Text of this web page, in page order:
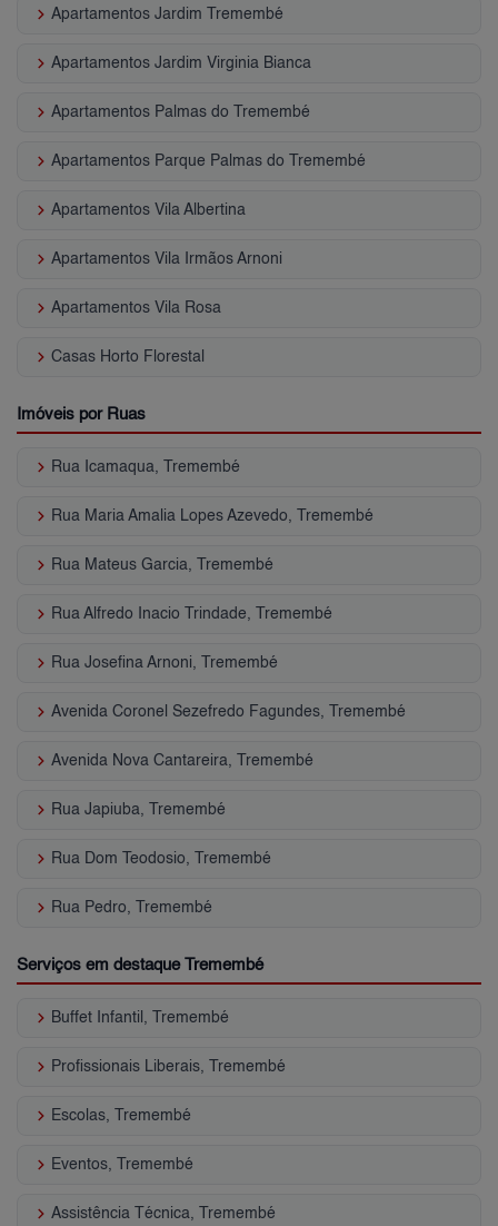
keyboard_arrow_right Apartamentos Jardim Tremembé
keyboard_arrow_right Apartamentos Jardim Virginia Bianca
keyboard_arrow_right Apartamentos Palmas do Tremembé
keyboard_arrow_right Apartamentos Parque Palmas do Tremembé
keyboard_arrow_right Apartamentos Vila Albertina
keyboard_arrow_right Apartamentos Vila Irmãos Arnoni
keyboard_arrow_right Apartamentos Vila Rosa
keyboard_arrow_right Casas Horto Florestal
Imóveis por Ruas
keyboard_arrow_right Rua Icamaqua, Tremembé
keyboard_arrow_right Rua Maria Amalia Lopes Azevedo, Tremembé
keyboard_arrow_right Rua Mateus Garcia, Tremembé
keyboard_arrow_right Rua Alfredo Inacio Trindade, Tremembé
keyboard_arrow_right Rua Josefina Arnoni, Tremembé
keyboard_arrow_right Avenida Coronel Sezefredo Fagundes, Tremembé
keyboard_arrow_right Avenida Nova Cantareira, Tremembé
keyboard_arrow_right Rua Japiuba, Tremembé
keyboard_arrow_right Rua Dom Teodosio, Tremembé
keyboard_arrow_right Rua Pedro, Tremembé
Serviços em destaque Tremembé
keyboard_arrow_right Buffet Infantil, Tremembé
keyboard_arrow_right Profissionais Liberais, Tremembé
keyboard_arrow_right Escolas, Tremembé
keyboard_arrow_right Eventos, Tremembé
keyboard_arrow_right Assistência Técnica, Tremembé